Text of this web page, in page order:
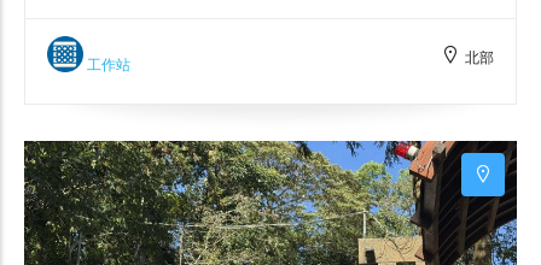
自1899年，茶葉事業拓展開始，台灣農林就與茶
葉就有著密不可分的關係。百年來秉持傳統、誠
種到自銷通路，一貫作業的品質理念，用心將每
道細節做到最好。 從2003年成立有機茶苗試驗
區，成為台灣第一家有機驗證的阿薩姆茶園後，
台灣農林每年就有計畫性的以自然農法，逐一復
工作站 北部